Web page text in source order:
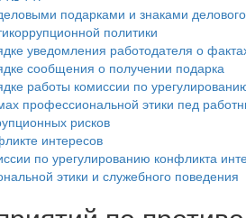
подарками и знаками делового
политики
уведомления работодателя о
сообщения о получении подарка
работы комиссии по
профессиональной этики пед
рисков
интересов
по урегулированию конфликта
этики и служебного поведения